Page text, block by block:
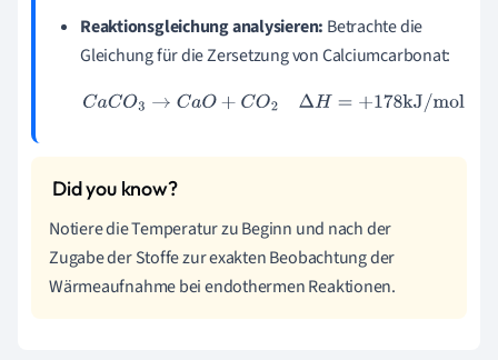
Reaktionsgleichung analysieren: Betrachte die
Gleichung für die Zersetzung von Calciumcarbonat:
CaCO3→CaO +CO2 H=+178kJ/mol
Notiere die Temperatur zu Beginn und nach der
Zugabe der Stoffe zur exakten Beobachtung der
Wärmeaufnahme bei endothermen Reaktionen.